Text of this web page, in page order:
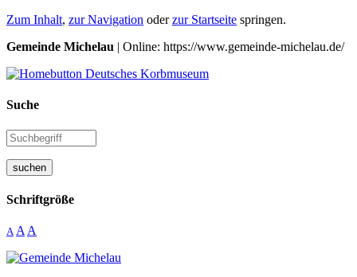
Zum Inhalt, zur Navigation oderzur Startseite springen.
Gemeinde Michelau | Online: https://www.gemeinde-michelau.de/
Suche
suchen
Schriftgröße
A A A